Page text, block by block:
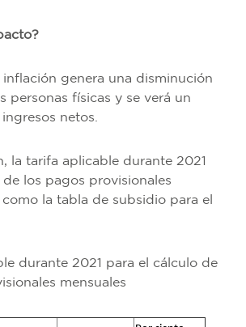
inflación genera una disminución
personas físicas y se verá un
netos.
la tarifa aplicable durante 2021
los pagos provisionales
como la tabla de subsidio para el
durante 2021 para el cálculo de
mensuales